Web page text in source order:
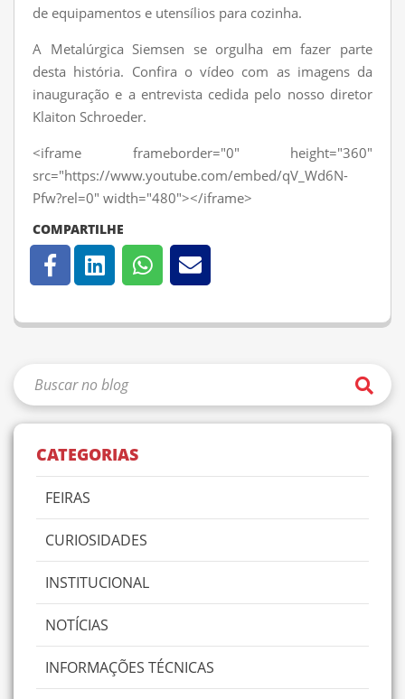
de equipamentos e utensílios para cozinha.
A Metalúrgica Siemsen se orgulha em fazer parte
desta história. Confira o vídeo com as imagens da
inauguração e a entrevista cedida pelo nosso diretor
Klaiton Schroeder.
<iframe frameborder="0" height="360"
src="https://www.youtube.com/embed/qV_Wd6N-
Pfw?rel=0" width="480"></iframe>
COMPARTILHE
CATEGORIAS
FEIRAS
CURIOSIDADES
INSTITUCIONAL
NOTÍCIAS
INFORMAÇÕES TÉCNICAS